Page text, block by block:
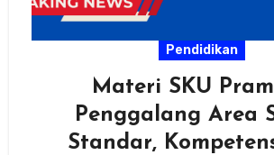
Pendidikan
Materi SKU
Penggalang Area
Standar,